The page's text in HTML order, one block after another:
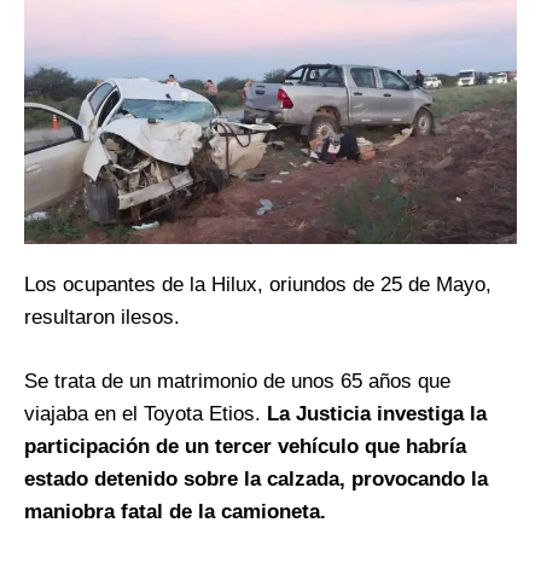
Los ocupantes de la Hilux, oriundos de 25 de Mayo,
resultaron ilesos.
Se trata de un matrimonio de unos 65 años que
viajaba en el Toyota Etios. La Justicia investiga la
participación de un tercer vehículo que habría
estado detenido sobre la calzada, provocando la
maniobra fatal de la camioneta.